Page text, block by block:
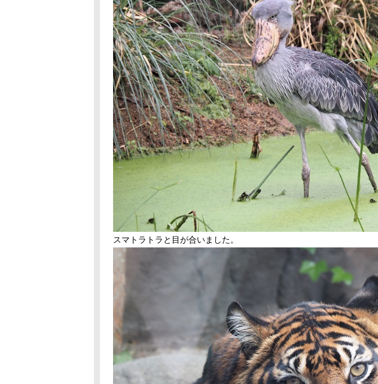
スマトラトラと目が合いました。